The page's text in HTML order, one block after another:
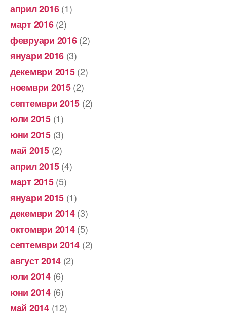
април 2016(1)
март 2016(2)
февруари 2016(2)
януари 2016 (3)
декември 2015(2)
ноември 2015(2)
септември 2015 (2)
юли 2015(1)
юни 2015(3)
май 2015(2)
април 2015(4)
март 2015(5)
януари 2015 (1)
декември 2014(3)
октомври 2014(5)
септември 2014 (2)
август 2014 (2)
юли 2014(6)
юни 2014(6)
май 2014(12)